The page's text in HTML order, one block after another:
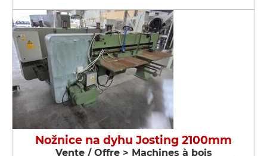
Nožnice na dyhu Josting 2100mm
Vente / Offre > Machines à bois